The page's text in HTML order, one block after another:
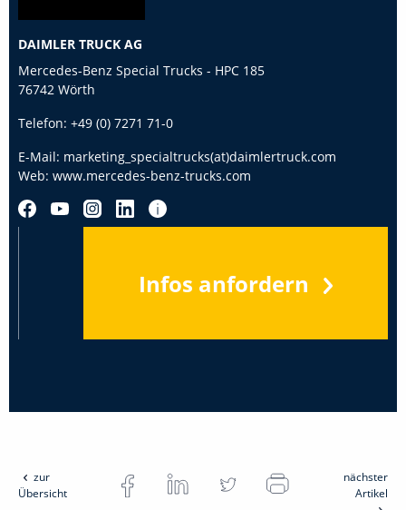
DAIMLER TRUCK AG
Mercedes-Benz Special Trucks - HPC 185
76742 Wörth
Telefon: +49 (0) 7271 71-0
E-Mail: marketing_specialtrucks(at)daimlertruck.com
Web: www.mercedes-benz-trucks.com
Infos anfordern
zur
Übersicht
nächster
Artikel